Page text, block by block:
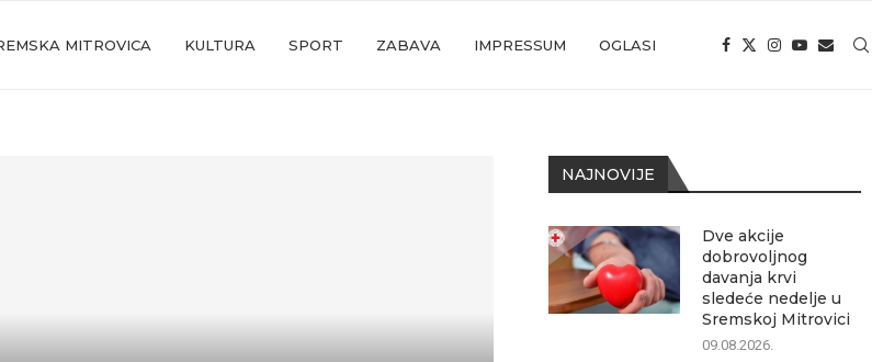
MITROVICA KULTURA SPORT ZABAVA IMPRESSUM OGLASI
NAJNOVIJE
Dve akcije
dobrovoljnog
davanja krvi
sledeće nedelje u
Sremskoj Mitrovici
09.08.2026.